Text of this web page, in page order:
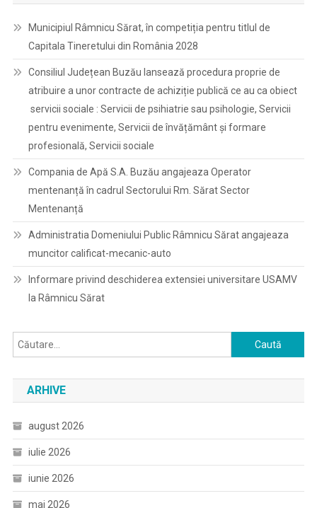
Municipiul Râmnicu Sărat, în competiția pentru titlul de
Capitala Tineretului din România 2028
Consiliul Județean Buzău lansează procedura proprie de
atribuire a unor contracte de achiziție publică ce au ca obiect
servicii sociale : Servicii de psihiatrie sau psihologie, Servicii
pentru evenimente, Servicii de învățământ și formare
profesională, Servicii sociale
Compania de Apă S.A. Buzău angajeaza Operator
mentenanță în cadrul Sectorului Rm. Sărat Sector
Mentenanță
Administratia Domeniului Public Râmnicu Sărat angajeaza
muncitor calificat-mecanic-auto
Informare privind deschiderea extensiei universitare USAMV
la Râmnicu Sărat
Caută
după:
ARHIVE
august 2026
iulie 2026
iunie 2026
mai 2026